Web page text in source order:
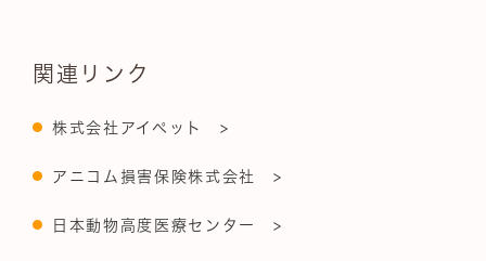
関連リンク
株式会社アイペット >
アニコム損害保険株式会社 >
日本動物高度医療センター >